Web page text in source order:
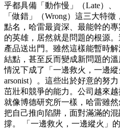
乎都具備「動作慢」（Late）、
「做錯」（Wrong）這三大特
點名，哈雷最資深、最能幹的
的英雄，居然就是問題的根源
產品送出門。雖然這樣能暫時
結點，甚至反而變成新問題的
情況下成了「一邊救火，一邊
arsonist）。這些出於好意的努
茁壯和競爭的能力。公司越來
就像博德研究所一樣，哈雷雖
把自己推向陷阱，面對滿滿的
撐。 「一邊救火，一邊縱火」